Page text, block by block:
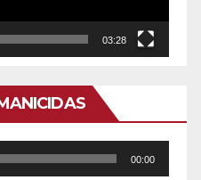
03:28
00:00